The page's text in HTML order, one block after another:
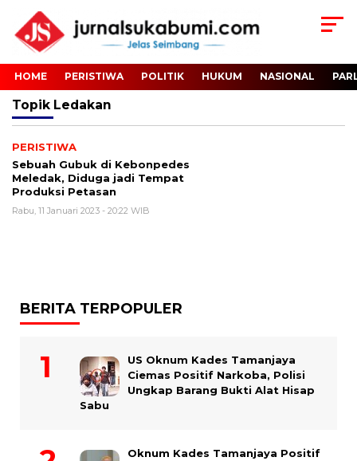
HOME PERISTIWA POLITIK HUKUM NASIONAL
Topik Ledakan
PERISTIWA
Sebuah Gubuk di Kebonpedes
Meledak, Diduga jadi Tempat
Produksi Petasan
Rabu, 11 Januari 2023 - 20:22 WIB
BERITA TERPOPULER
US Oknum Kades Tamanjaya
Ciemas Positif Narkoba, Polisi
Ungkap Barang Bukti Alat Hisap
Sabu
Oknum Kades Tamanjaya Positif